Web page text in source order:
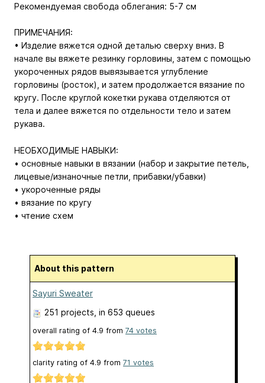
Рекомендуемая свобода облегания: 5-7 см
ПРИМЕЧАНИЯ:
• Изделие вяжется одной деталью сверху вниз. В
начале вы вяжете резинку горловины, затем с помощью
укороченных рядов вывязывается углубление
горловины (росток), и затем продолжается вязание по
кругу. После круглой кокетки рукава отделяются от
тела и далее вяжется по отдельности тело и затем
рукава.
НЕОБХОДИМЫЕ НАВЫКИ:
• основные навыки в вязании (набор и закрытие петель,
лицевые/изнаночные петли, прибавки/убавки)
• укороченные ряды
• вязание по кругу
• чтение схем
About this pattern
Sayuri Sweater
251 projects , in 653 queues
overall rating of 4.9 from 74 votes
clarity rating of 4.9 from 71 votes